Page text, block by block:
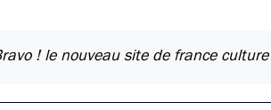
! le nouveau site de france